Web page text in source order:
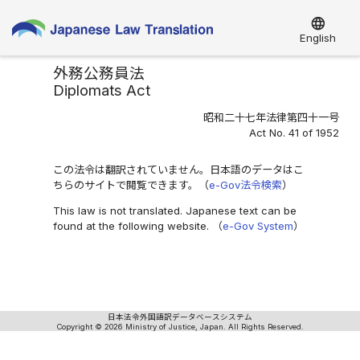
language
English
外務公務員法
Diplomats Act
昭和二十七年法律第四十一号
Act No. 41 of 1952
この法令は翻訳されていません。日本語のデータはこ
ちらのサイトで閲覧できます。（e-Gov法令検索）
This law is not translated. Japanese text can be
found at the following website. （e-Gov System）
日本法令外国語訳データベースシステム
Copyright © 2026 Ministry of Justice, Japan. All Rights Reserved.